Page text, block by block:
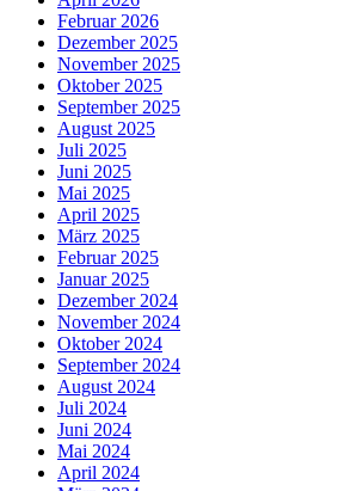
Februar 2026
Dezember 2025
November 2025
Oktober 2025
September 2025
August 2025
Juli 2025
Juni 2025
Mai 2025
April 2025
März 2025
Februar 2025
Januar 2025
Dezember 2024
November 2024
Oktober 2024
September 2024
August 2024
Juli 2024
Juni 2024
Mai 2024
April 2024